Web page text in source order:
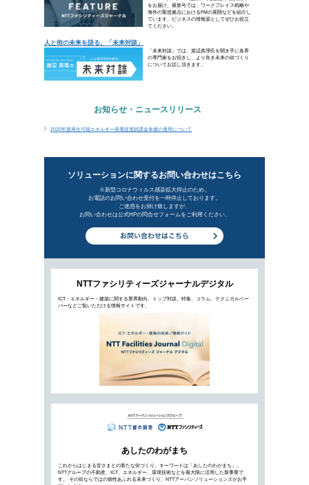
心が一致していなければ一人分の働
未来を切り拓きましょう。
ハイパースケール化するデータセンターの未来
人と街の未来を語る。「未来対談」
お知らせ・ニュースリリース
2020年度再生可能エネルギー発電促進賦課金単価の
新着ビジネ
2020年5月13日公開
世界で建設数が増えている「ハイパースケールデ